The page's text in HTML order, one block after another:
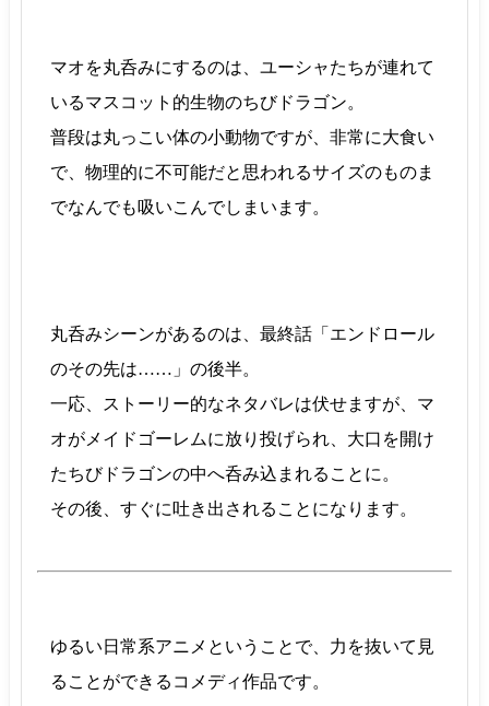
マオを丸呑みにするのは、ユーシャたちが連れて
いるマスコット的生物のちびドラゴン。
普段は丸っこい体の小動物ですが、非常に大食い
で、物理的に不可能だと思われるサイズのものま
でなんでも吸いこんでしまいます。
丸呑みシーンがあるのは、最終話「エンドロール
のその先は……」の後半。
一応、ストーリー的なネタバレは伏せますが、マ
オがメイドゴーレムに放り投げられ、大口を開け
たちびドラゴンの中へ呑み込まれることに。
その後、すぐに吐き出されることになります。
ゆるい日常系アニメということで、力を抜いて見
ることができるコメディ作品です。